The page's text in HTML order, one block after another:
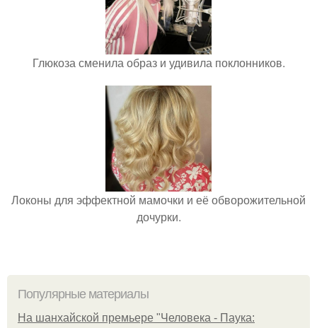
Глюкоза сменила образ и удивила поклонников.
Локоны для эффектной мамочки и её обворожительной
дочурки.
Популярные материалы
На шанхайской премьере "Человека - Паука: